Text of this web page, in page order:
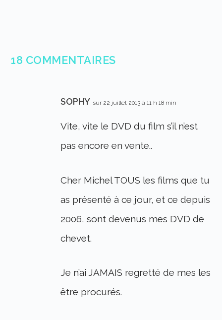
18 COMMENTAIRES
SOPHY sur 22 juillet 2013 à 11 h 18 min
Vite, vite le DVD du film s’il n’est
pas encore en vente..
Cher Michel TOUS les films que tu
as présenté à ce jour, et ce depuis
2006, sont devenus mes DVD de
chevet.
Je n’ai JAMAIS regretté de mes les
être procurés.